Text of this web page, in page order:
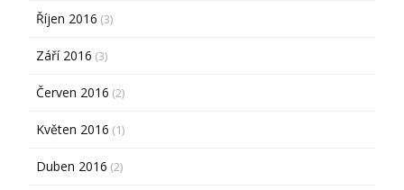
Říjen 2016 (3)
Září 2016 (3)
Červen 2016 (2)
Květen 2016 (1)
Duben 2016 (2)